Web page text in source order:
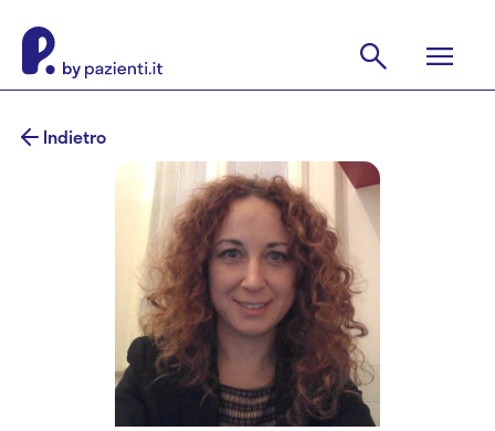
Indietro